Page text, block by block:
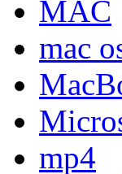
MAC
mac
mp4